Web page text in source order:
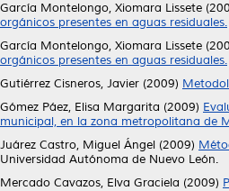
García Montelongo, Xiomara Lissete
orgánicos presentes en aguas residuales.
García Montelongo, Xiomara Lissete
orgánicos presentes en aguas residuales.
Gutiérrez Cisneros, Javier (2009)
Gómez Páez, Elisa Margarita (2009)
municipal, en la zona metropolitana de
Juárez Castro, Miguel Ángel (2009)
Universidad Autónoma de Nuevo León.
Mercado Cavazos, Elva Graciela (2009)